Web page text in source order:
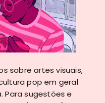
sobre artes visuais,
pop em geral
Para sugestões e